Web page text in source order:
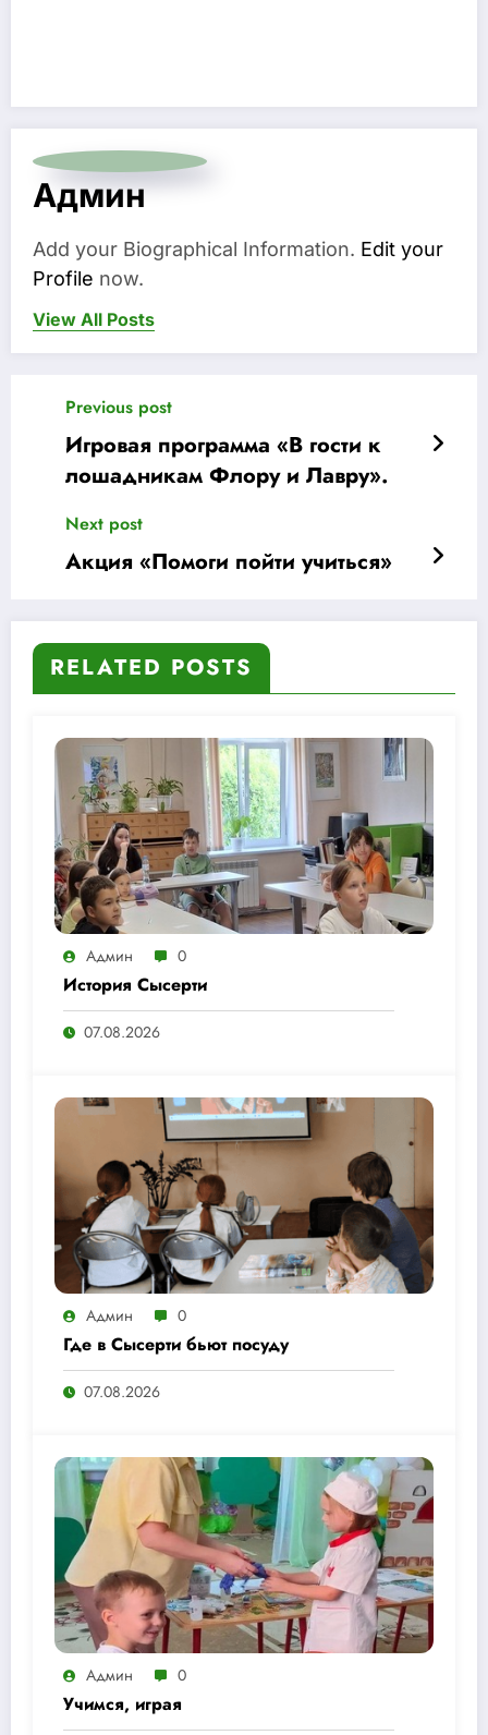
Админ
Add your Biographical Information. Edit your
Profile now.
View All Posts
Previous post
Игровая программа «В гости к
лошадникам Флору и Лавру».
Next post
Акция «Помоги пойти учиться»
RELATED POSTS
Админ 0
История Сысерти
07.08.2026
Админ 0
Где в Сысерти бьют посуду
07.08.2026
Админ 0
Учимся, играя